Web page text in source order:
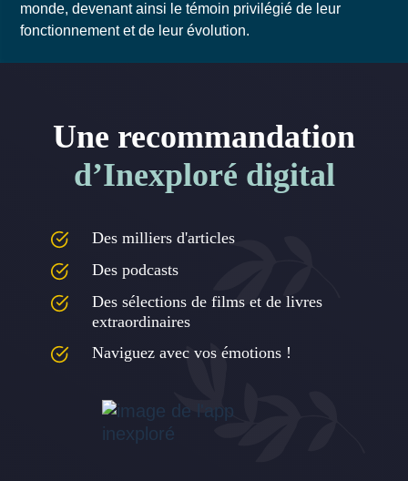
monde, devenant ainsi le témoin privilégié de leur
fonctionnement et de leur évolution.
Une recommandation
d’Inexploré digital
Des milliers d'articles
Des podcasts
Des sélections de films et de livres
extraordinaires
Naviguez avec vos émotions !